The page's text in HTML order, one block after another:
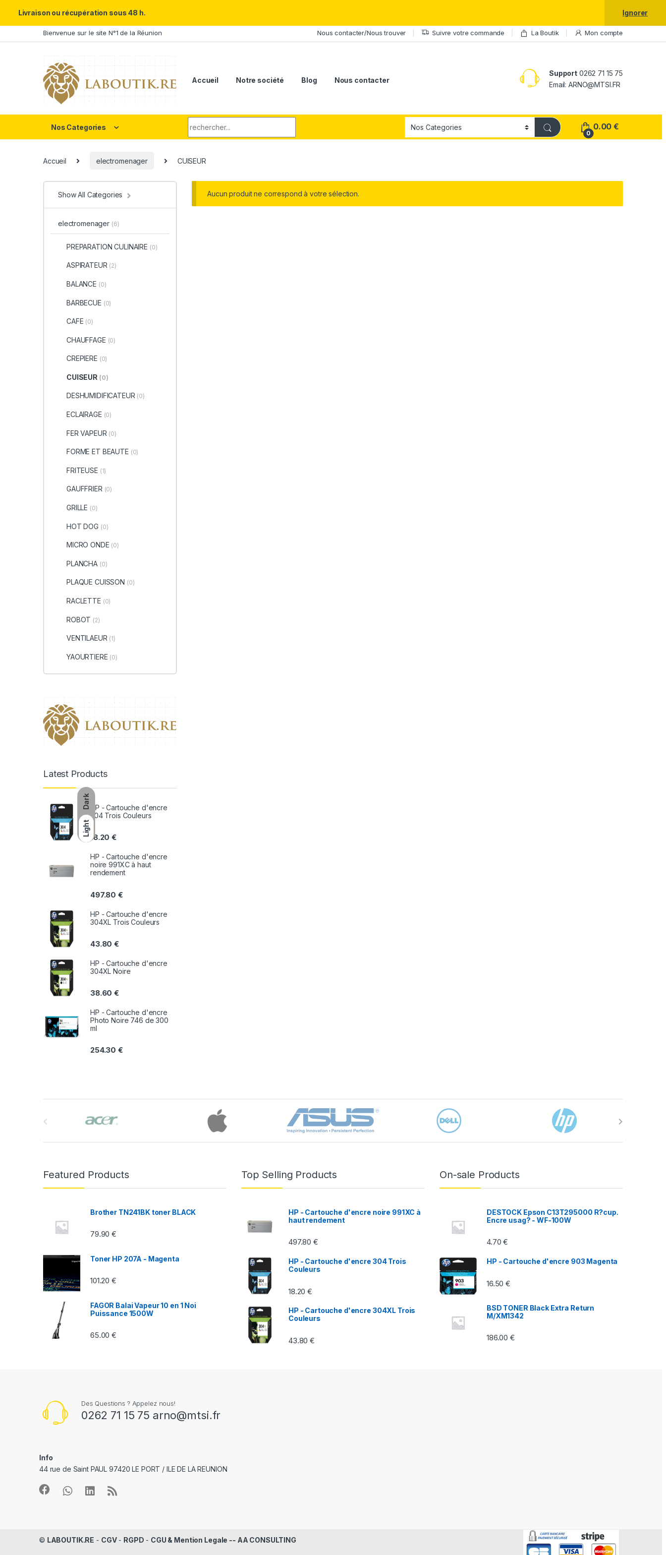
Dark
Light
Skip to navigation
Skip to contentBienvenue sur le site N°1 de la Réunion Nous contacter/Nous trouver Suivre votre commande La Boutik Mon compte
Accueil Notre société Blog Nous contacter
Support0262 71 15 75
Email: ARNO@MTSI.FR
Nos Categories
0
0.00€
Accueil electromenager CUISEUR
Aucun produit ne correspond à votre sélection.
Show All Categories
electromenager (6)
PREPARATION CULINAIRE (0)
ASPIRATEUR (2)
BALANCE (0)
BARBECUE (0)
CAFE (0)
CHAUFFAGE (0)
CREPIERE (0)
CUISEUR (0)
DESHUMIDIFICATEUR (0)
ECLAIRAGE (0)
FER VAPEUR (0)
FORME ET BEAUTE (0)
FRITEUSE (1)
GAUFFRIER (0)
GRILLE (0)
HOT DOG (0)
MICRO ONDE (0)
PLANCHA (0)
PLAQUE CUISSON (0)
RACLETTE (0)
ROBOT (2)
VENTILAEUR (1)
YAOURTIERE (0)
Latest Products
HP - Cartouche d'encre
304 Trois Couleurs
18.20€
HP - Cartouche d'encre
noire 991XC à haut
rendement
497.80€
HP - Cartouche d'encre
304XL Trois Couleurs
43.80€
HP - Cartouche d'encre
304XL Noire
38.60€
HP - Cartouche d'encre
Photo Noire 746 de 300
ml
254.30€
Featured Products
Brother TN241BK toner BLACK
79.90€
Toner HP 207A - Magenta
101.20€
FAGOR Balai Vapeur 10 en 1 Noi
Puissance 1500W
65.00€
Top Selling Products
HP - Cartouche d'encre noire 991XC à
haut rendement
497.80€
HP - Cartouche d'encre 304 Trois
Couleurs
18.20€
HP - Cartouche d'encre 304XL Trois
Couleurs
43.80€
On-sale Products
DESTOCK Epson C13T295000 R?cup.
Encre usag? - WF-100W
4.70€
HP - Cartouche d'encre 903 Magenta
16.50€
BSD TONER Black Extra Return
M/XM1342
186.00€
Des Questions ? Appelez nous!
0262 71 15 75 arno@mtsi.fr
Info
44 rue de Saint PAUL 97420 LE PORT / ILE DE LA REUNION
© LABOUTIK.RE - CGV- RGPD - CGU & Mention Legale -- AA CONSULTING
Livraison ou récupération sous 48 h. Ignorer